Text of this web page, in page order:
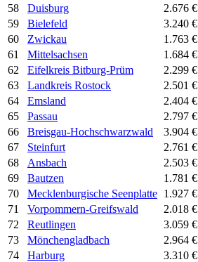
58
Duisburg 2.676 €
59
Bielefeld 3.240 €
60
Zwickau 1.763 €
61
Mittelsachsen 1.684 €
62
Eifelkreis Bitburg-Prüm 2.299 €
63
Landkreis Rostock 2.501 €
64
Emsland 2.404 €
65
Passau 2.797 €
66
Breisgau-Hochschwarzwald 3.904 €
67
Steinfurt 2.761 €
68
Ansbach 2.503 €
69
Bautzen 1.781 €
70
Mecklenburgische Seenplatte 1.927 €
71
Vorpommern-Greifswald 2.018 €
72
Reutlingen 3.059 €
73
Mönchengladbach 2.964 €
74
Harburg 3.310 €